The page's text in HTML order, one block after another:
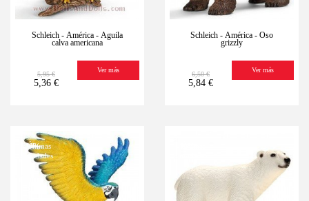
Schleich - América - Águila
calva americana
5,95 €
5,36 €
Ver más
Schleich - América - Oso
grizzly
6,50 €
5,84 €
Ver más
Últimas
unidades
-10%